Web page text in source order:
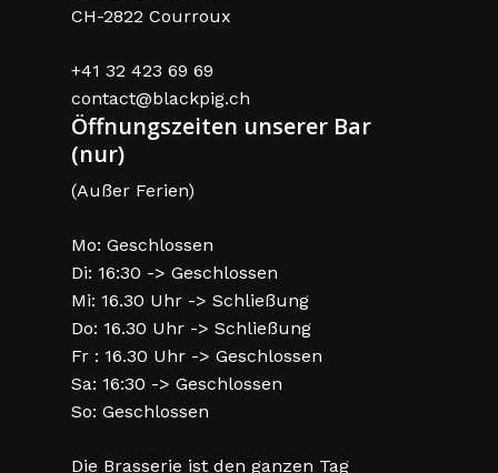
CH-2822 Courroux
+41 32 423 69 69
contact@blackpig.ch
Öffnungszeiten unserer Bar
(nur)
(Außer Ferien)
Mo: Geschlossen
Di: 16:30 -> Geschlossen
Mi: 16.30 Uhr -> Schließung
Do: 16.30 Uhr -> Schließung
Fr : 16.30 Uhr -> Geschlossen
Sa: 16:30 -> Geschlossen
So: Geschlossen
Die Brasserie ist den ganzen Tag